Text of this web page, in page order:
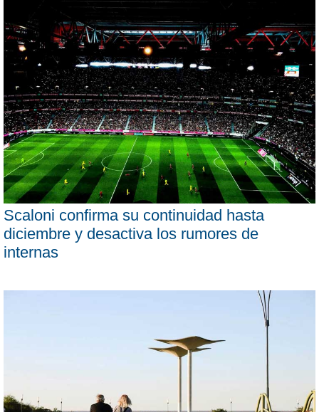
Scaloni confirma su continuidad hasta
diciembre y desactiva los rumores de
internas